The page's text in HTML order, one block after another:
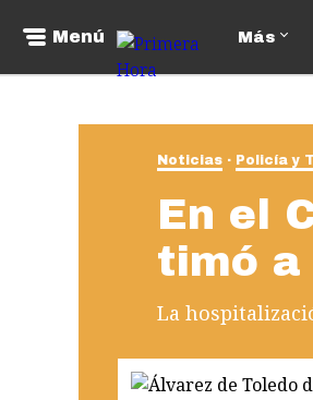
Menú Más
Noticias Policía y
En el
timó a
La